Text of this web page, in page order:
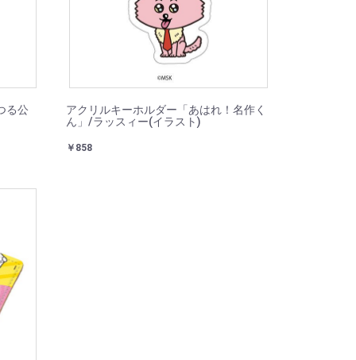
る公
アクリルキーホルダー「あはれ！名作く
ん」/ラッスィー(イラスト)
￥858